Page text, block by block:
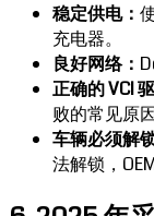
稳定供电：
充电器。
良好网络：
正确的 VCI
败的常见原因
车辆必须解
法解锁，